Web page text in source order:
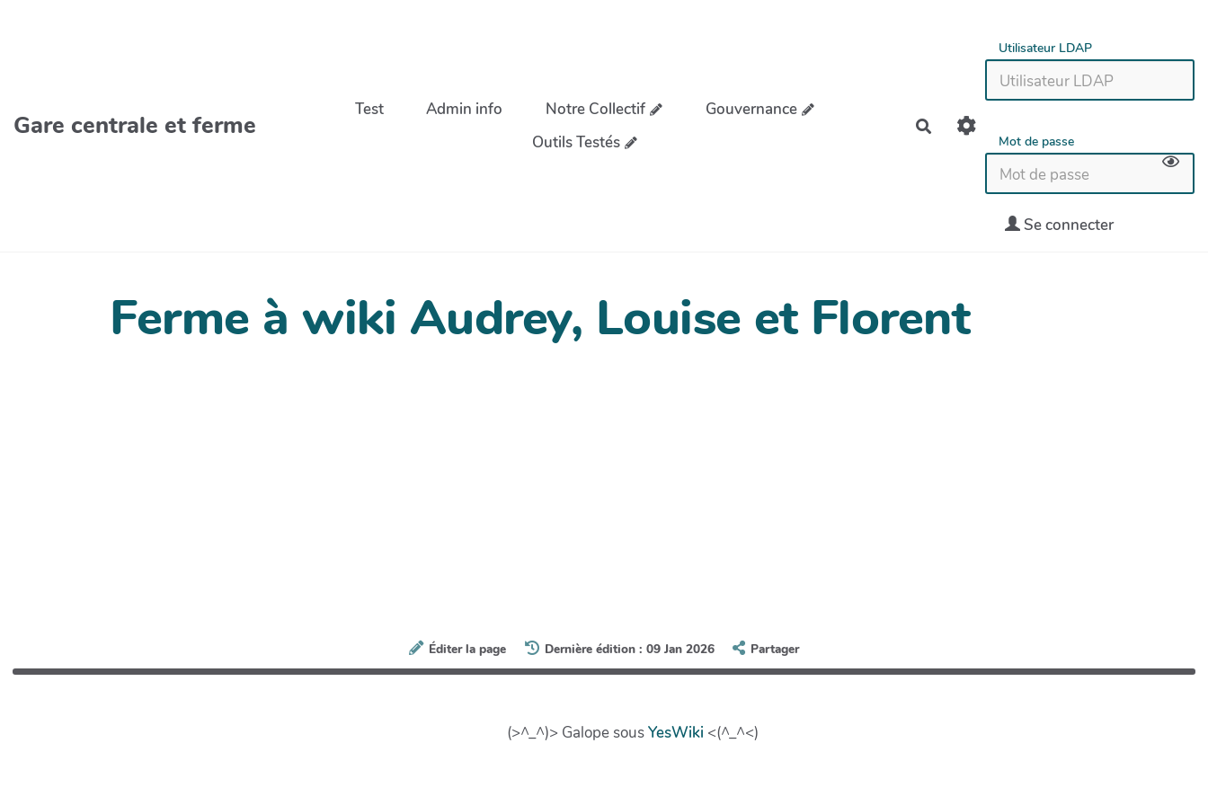
Gare centrale et ferme
Test Admin info Notre Collectif
Gouvernance
Outils Testés
Rechercher
Utilisateur LDAP
Mot de passe
Se connecter
Ferme à wiki Audrey, Louise et Florent
Éditer la page Dernière édition : 09 Jan 2026 Partager
(>^_^)> Galope sousYesWiki <(^_^<)